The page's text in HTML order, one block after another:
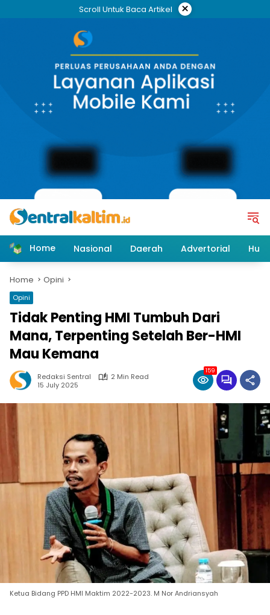
Scroll Untuk Baca Artikel ×
Home Nasional Daerah Advertorial
Home Opini
Opini
Tidak Penting HMI Tumbuh Dari
Mana, Terpenting Setelah Ber-HMI
Mau Kemana
Redaksi Sentral
2 Min Read
15 July 2025
159
Ketua Bidang PPD HMI Maktim 2022-2023. M Nor Andriansyah